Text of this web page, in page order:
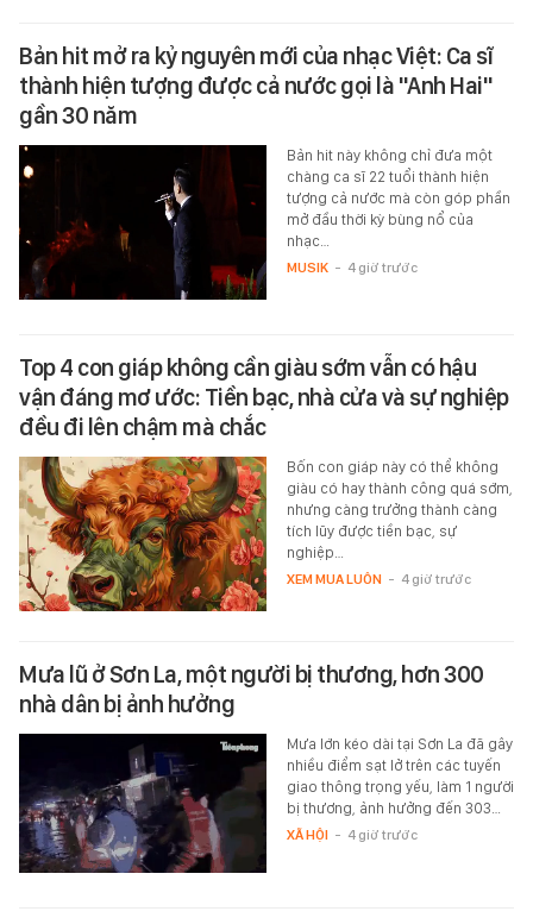
Bản hit mở ra kỷ nguyên mới của nhạc Việt: Ca sĩ
thành hiện tượng được cả nước gọi là "Anh Hai"
gần 30 năm
Bản hit này không chỉ đưa một
chàng ca sĩ 22 tuổi thành hiện
tượng cả nước mà còn góp phần
mở đầu thời kỳ bùng nổ của
nhạc…
MUSIK - 4 giờ trước
Top 4 con giáp không cần giàu sớm vẫn có hậu
vận đáng mơ ước: Tiền bạc, nhà cửa và sự nghiệp
đều đi lên chậm mà chắc
Bốn con giáp này có thể không
giàu có hay thành công quá sớm,
nhưng càng trưởng thành càng
tích lũy được tiền bạc, sự
nghiệp…
XEM MUA LUÔN - 4 giờ trước
Mưa lũ ở Sơn La, một người bị thương, hơn 300
nhà dân bị ảnh hưởng
Mưa lớn kéo dài tại Sơn La đã gây
nhiều điểm sạt lở trên các tuyến
giao thông trọng yếu, làm 1 người
bị thương, ảnh hưởng đến 303…
XÃ HỘI - 4 giờ trước